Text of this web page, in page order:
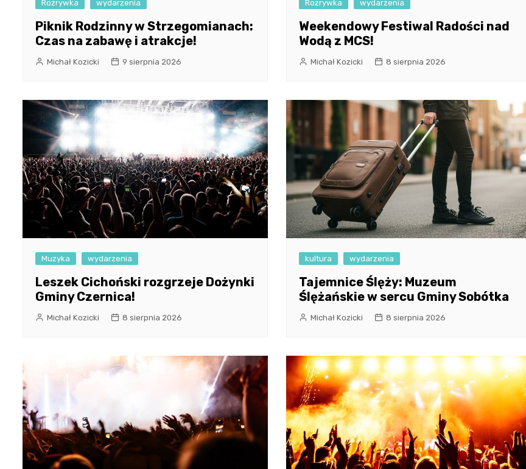
Rozrywka wydarzenia
Piknik Rodzinny w Strzegomianach:
Czas na zabawę i atrakcje!
Michał Kozicki 9 sierpnia 2026
Rozrywka wydarzenia
Weekendowy Festiwal Radości nad
Wodą z MCS!
Michał Kozicki 8 sierpnia 2026
Muzyka wydarzenia
Leszek Cichoński rozgrzeje Dożynki
Gminy Czernica!
Michał Kozicki 8 sierpnia 2026
kultura wydarzenia
Tajemnice Ślęży: Muzeum
Ślężańskie w sercu Gminy Sobótka
Michał Kozicki 8 sierpnia 2026